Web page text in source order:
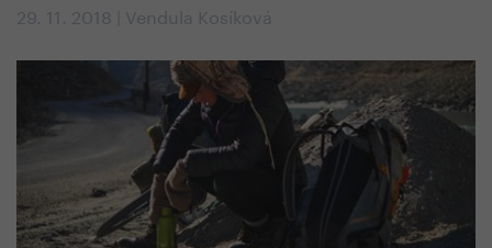
29. 11. 2018 | Vendula Kosíková